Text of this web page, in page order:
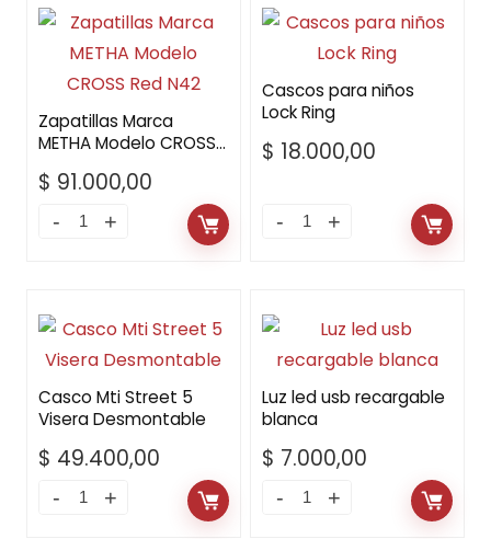
Zapatillas Marca
METHA Modelo CROSS
$ 91.000,00
Cascos para niños
Lock Ring
$ 18.000,00
Casco Mti Street 5
Visera Desmontable
$ 49.400,00
Luz led usb recargable
blanca
$ 7.000,00